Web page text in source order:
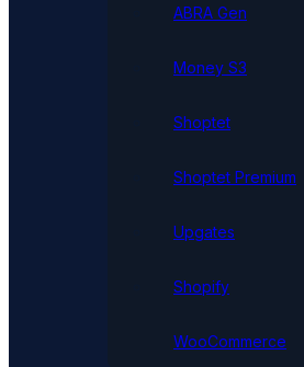
ABRA Gen
Money S3
Shoptet
Shoptet Premium
Upgates
Shopify
WooCommerce